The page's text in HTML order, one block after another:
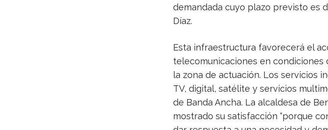
demandada cuyo plazo previsto es
Díaz.
Esta infraestructura favorecerá el
telecomunicaciones en
la zona de actuación. Los servicios
TV, digital, satélite y servicios
de Banda Ancha. La alcaldesa de
mostrado su satisfacción “porque